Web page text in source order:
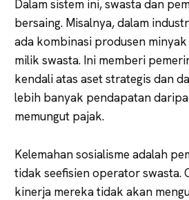
Dalam sistem ini, swasta dan
bersaing. Misalnya, dalam
ada kombinasi produsen
milik swasta. Ini memberi
kendali atas aset strategis dan
lebih banyak pendapatan
memungut pajak.
Kelemahan sosialisme adalah
tidak seefisien operator swasta.
kinerja mereka tidak akan